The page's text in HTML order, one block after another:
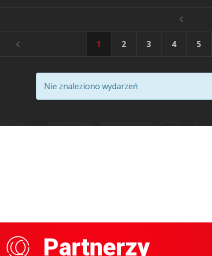
1 2 3 4 5
Nie znaleziono wydarzeń
Partnerzy